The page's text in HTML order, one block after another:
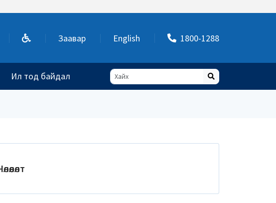
Заавар English 1800-1288
Ил тод байдал